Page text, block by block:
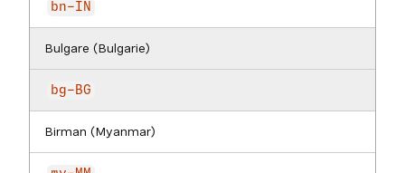
bn-IN
Bulgare (Bulgarie)
bg-BG
Birman (Myanmar)